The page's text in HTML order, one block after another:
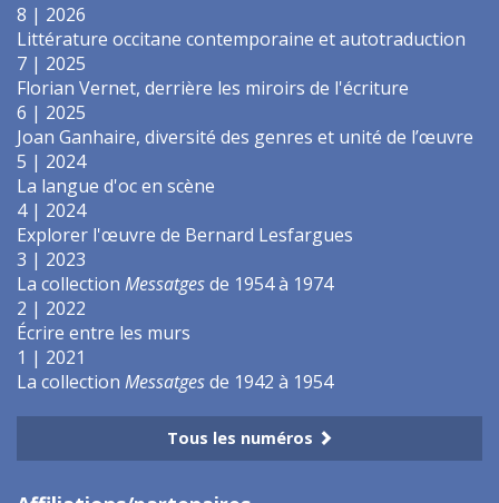
8 | 2026
Littérature occitane contemporaine et autotraduction
7 | 2025
Florian Vernet, derrière les miroirs de l'écriture
6 | 2025
Joan Ganhaire, diversité des genres et unité de l’œuvre
5 | 2024
La langue d'oc en scène
4 | 2024
Explorer l'œuvre de Bernard Lesfargues
3 | 2023
La collection Messatgesde 1954 à 1974
2 | 2022
Écrire entre les murs
1 | 2021
La collection Messatgesde 1942 à 1954
Tous les numéros